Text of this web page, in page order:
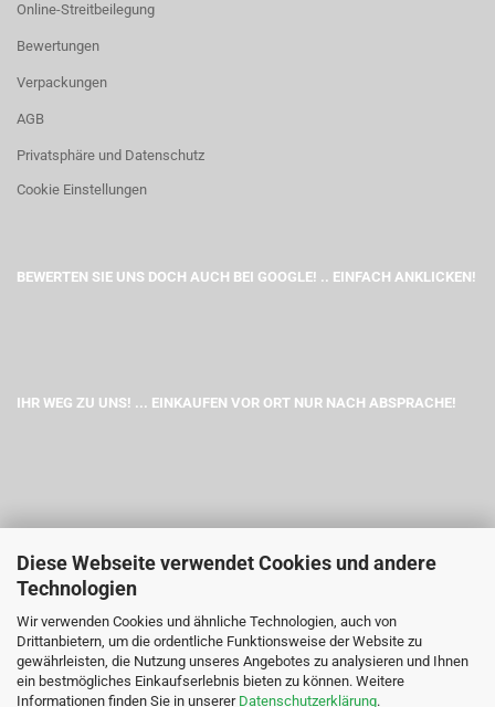
Diese Webseite verwendet Cookies und andere
Technologien
Wir verwenden Cookies und ähnliche Technologien, auch von
Drittanbietern, um die ordentliche Funktionsweise der Website zu
gewährleisten, die Nutzung unseres Angebotes zu analysieren und Ihnen
ein bestmögliches Einkaufserlebnis bieten zu können. Weitere
Informationen finden Sie in unserer Datenschutzerklärung.
Online-Streitbeilegung
Bewertungen
Verpackungen
AGB
Privatsphäre und Datenschutz
Cookie Einstellungen
BEWERTEN SIE UNS DOCH AUCH BEI GOOGLE! .. EINFACH ANKLICKEN!
IHR WEG ZU UNS! ... EINKAUFEN VOR ORT NUR NACH ABSPRACHE!